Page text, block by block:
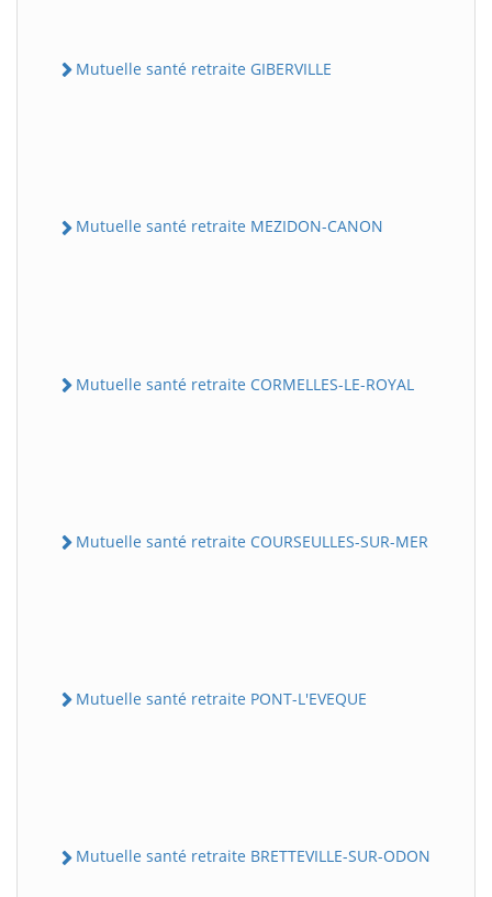
Mutuelle santé retraite GIBERVILLE
Mutuelle santé retraite MEZIDON-CANON
Mutuelle santé retraite CORMELLES-LE-ROYAL
Mutuelle santé retraite COURSEULLES-SUR-MER
Mutuelle santé retraite PONT-L'EVEQUE
Mutuelle santé retraite BRETTEVILLE-SUR-ODON